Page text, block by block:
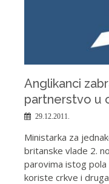
Anglikanci
partnerstvo u
29.12.2011.
Ministarka za
britanske vlade 2.
parovima istog
koriste crkve i